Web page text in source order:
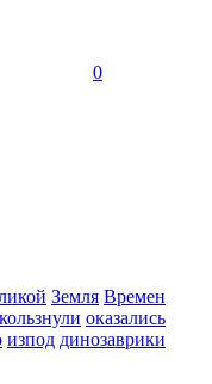
0
Земля Времен
оказались
изпод динозаврики